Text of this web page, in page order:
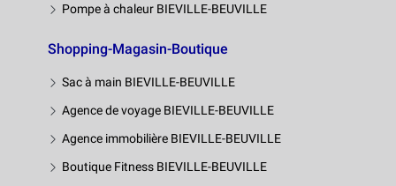
Pompe à chaleur BIEVILLE-BEUVILLE
Shopping-Magasin-Boutique
Sac à main BIEVILLE-BEUVILLE
Agence de voyage BIEVILLE-BEUVILLE
Agence immobilière BIEVILLE-BEUVILLE
Boutique Fitness BIEVILLE-BEUVILLE